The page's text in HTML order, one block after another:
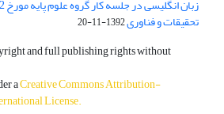
تحقیقات و فناوری1392-11-20
and full publishing rights without
aCreative Commons Attribution-
License.